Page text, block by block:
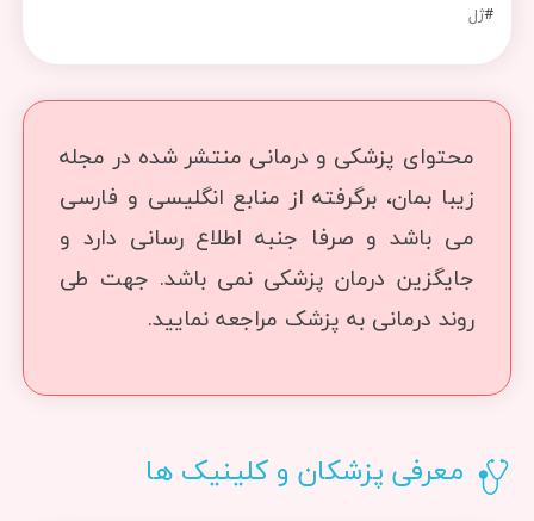
#ژل
محتوای پزشکی و درمانی منتشر شده در مجله
زیبا بمان، برگرفته از منابع انگلیسی و فارسی
می باشد و صرفا جنبه اطلاع رسانی دارد و
جایگزین درمان پزشکی نمی باشد. جهت طی
روند درمانی به پزشک مراجعه نمایید.
معرفی پزشکان و کلینیک ها